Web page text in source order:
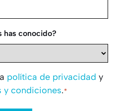
has conocido?
Consentimiento
*
política de privacidad y
y condiciones. *